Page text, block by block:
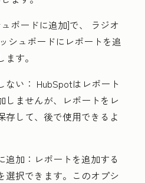
ボードに追加]で、
ラジオ
シュボードにレポートを追
す。
ない ： HubSpotはレポート
しませんが、レポートをレ
存して、後で使用できるよ
加： レポートを追加する
選択できます。このオプシ